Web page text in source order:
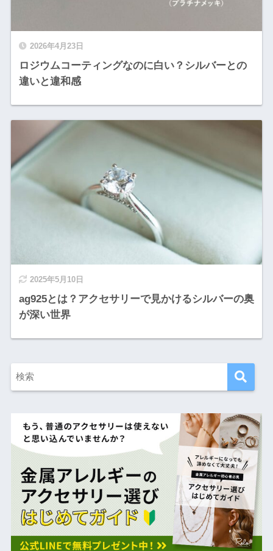
2026年4月23日
ロジウムコーティングなのに白い？シルバーとの
違いと違和感
2025年5月10日
ag925とは？アクセサリーで見かけるシルバーの奥
が深い世界